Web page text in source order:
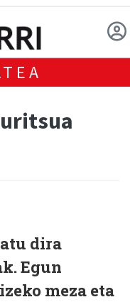
dira
Egun
meza eta